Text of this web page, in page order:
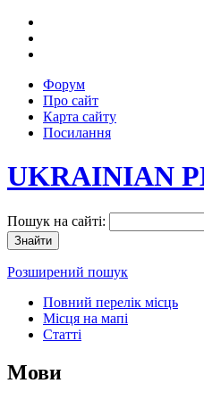
Форум
Про сайт
Карта сайту
Посилання
UKRAINIAN
Пошук на сайті:
Розширений пошук
Повний перелік місць
Місця на мапі
Статті
Мови